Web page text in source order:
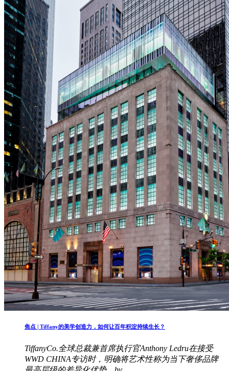
焦点 | Tiffany的美学创造力，如何让百年积淀持续生长？
TiffanyCo.全球总裁兼首席执行官Anthony Ledru在接受
WWD CHINA专访时，明确将艺术性称为当下奢侈品牌